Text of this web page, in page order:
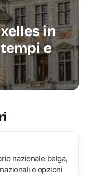
in
e
nazionale belga,
e opzioni